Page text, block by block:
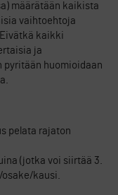
määrätään kaikista
vaihtoehtoja
kaikki
ja
pyritään huomioidaan
pelata rajaton
(jotka voi siirtää 3.
osake/kausi.